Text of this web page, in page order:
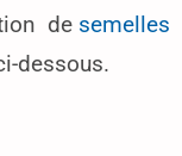
de semelles
dessous.